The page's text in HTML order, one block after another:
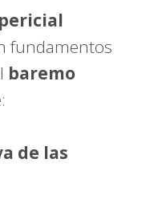
fundamentos
baremo
de las